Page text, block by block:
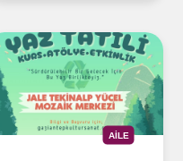
AILE